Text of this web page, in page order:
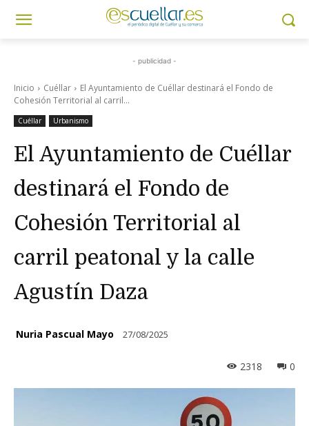
- publicidad -
Inicio Cuéllar
El Ayuntamiento de Cuéllar destinará el Fondo de
Cohesión Territorial al carril...
Cuéllar Urbanismo
El Ayuntamiento de Cuéllar
destinará el Fondo de
Cohesión Territorial al
carril peatonal y la calle
Agustín Daza
Nuria Pascual Mayo 27/08/2025
0
2318